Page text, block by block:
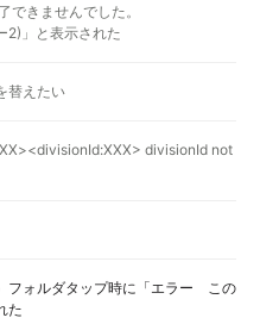
できませんでした。
2)」と表示された
替えたい
divisionId not
フォルダタップ時に「エラー この
た